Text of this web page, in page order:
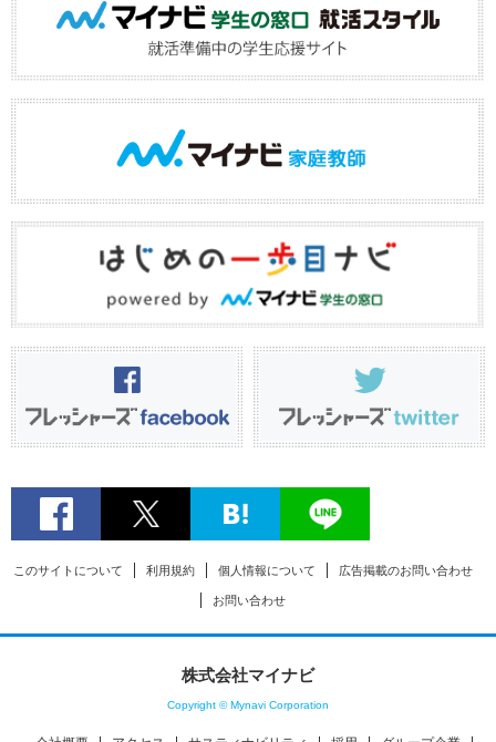
このサイトについて 利用規約 個人情報について 広告掲載のお問い合わせ
お問い合わせ
株式会社マイナビ
Copyright © Mynavi Corporation